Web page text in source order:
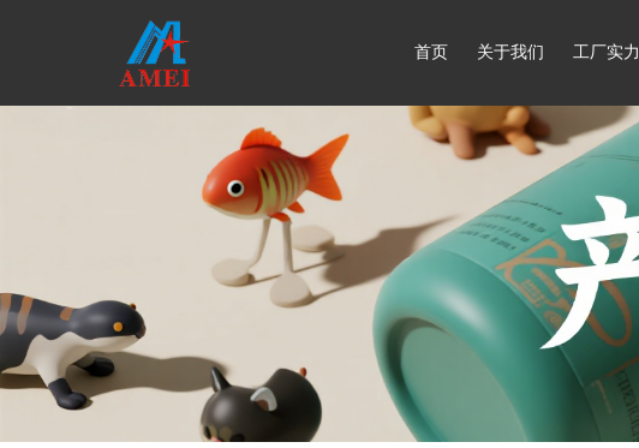
首页 关于我们 工厂实力